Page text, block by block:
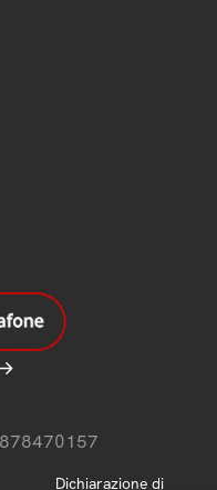
Dichiarazione di